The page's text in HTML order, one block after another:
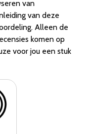
van
van deze
Alleen de
komen op
voor jou een stuk